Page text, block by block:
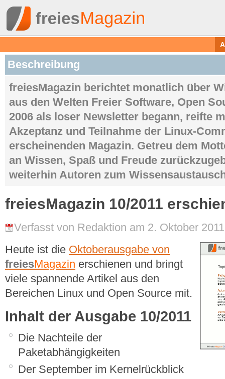
Beschreibung
freiesMagazin berichtet monatlich über
aus den Welten Freier Software, Open
2006 als loser Newsletter begann, reifte
Akzeptanz und Teilnahme der Linux-
erscheinenden Magazin. Getreu dem
an Wissen, Spaß und Freude
weiterhin Autoren zum
freiesMagazin 10/2011
Verfasst von Redaktion am 2. Oktober
Heute ist die Oktoberausgabe von
freiesMagazin erschienen und bringt
viele spannende Artikel aus den
Bereichen Linux und Open Source mit.
Inhalt der Ausgabe 10/2011
Die Nachteile der
Paketabhängigkeiten
Der September im Kernelrückblick